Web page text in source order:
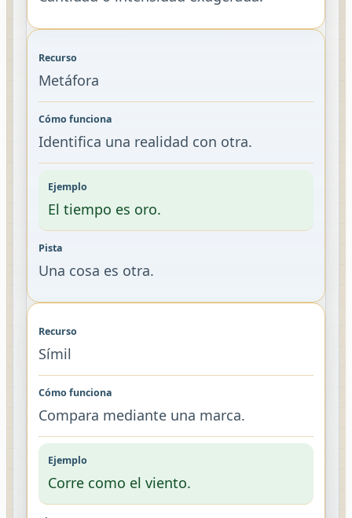
Metáfora
Identifica una realidad con otra.
El tiempo es oro.
Una cosa es otra.
Símil
Compara mediante una marca.
Corre como el viento.